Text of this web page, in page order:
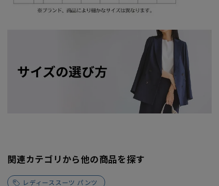
関連カテゴリから他の商品を探す
レディーススーツ パンツ